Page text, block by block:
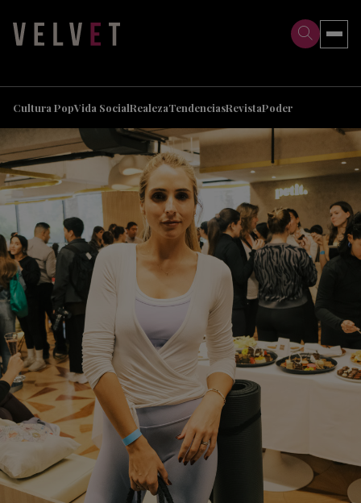
Cultura PopVida SocialRealezaTendenciasRevistaPoder